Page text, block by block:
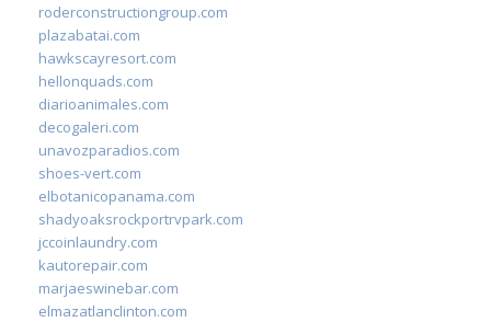
roderconstructiongroup.com
plazabatai.com
hawkscayresort.com
hellonquads.com
diarioanimales.com
decogaleri.com
unavozparadios.com
shoes-vert.com
elbotanicopanama.com
shadyoaksrockportrvpark.com
jccoinlaundry.com
kautorepair.com
marjaeswinebar.com
elmazatlanclinton.com